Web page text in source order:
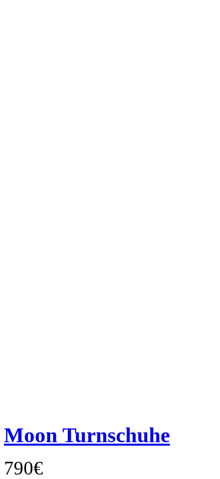
Moon Turnschuhe
790€